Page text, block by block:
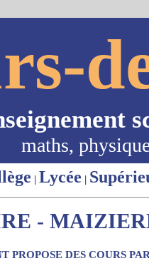
maths,
| Lycée |
-
PROPOSE DES COURS